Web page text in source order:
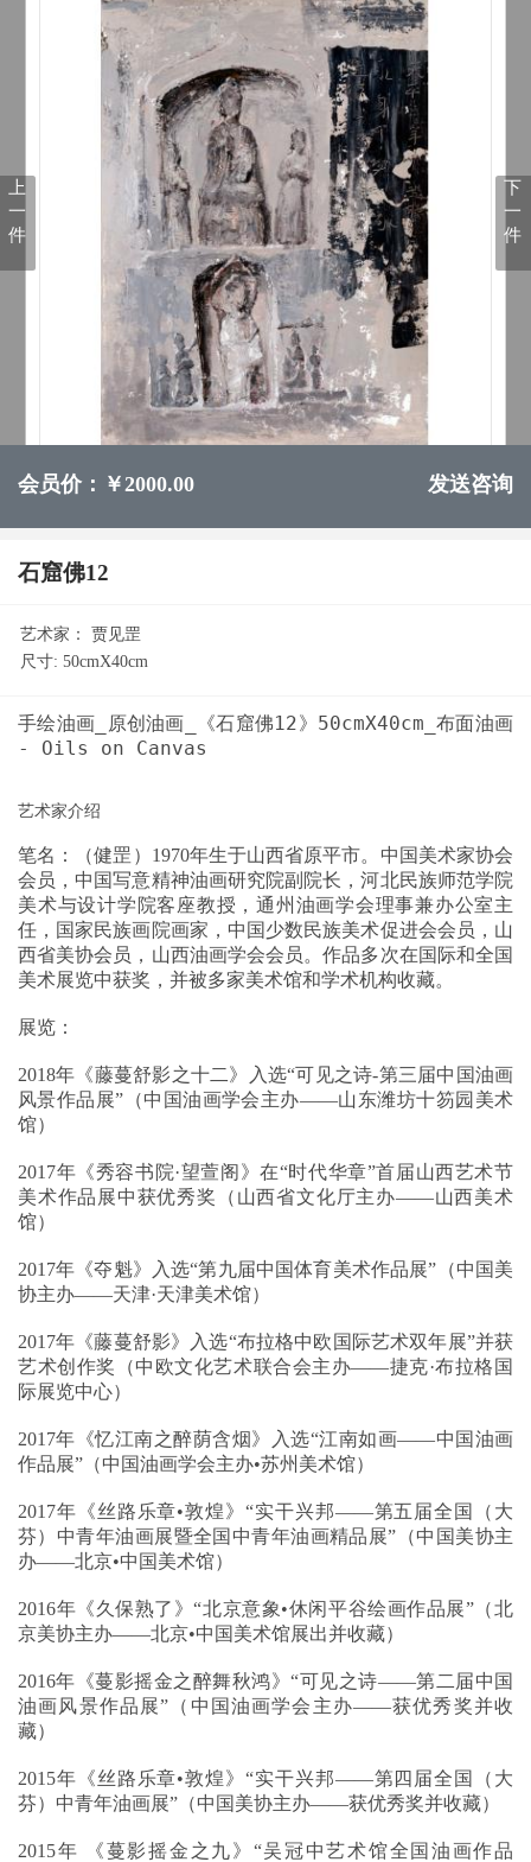
上
一
件
下
一
件
会员价：￥2000.00 发送咨询
石窟佛12
艺术家：
贾见罡
尺寸: 50cmX40cm
手绘油画_原创油画_《石窟佛12》50cmX40cm_布面油画
笔名：（健罡）1970年生于山西省原平市。中国美术家协会
会员，中国写意精神油画研究院副院长，河北民族师范学院
美术与设计学院客座教授，通州油画学会理事兼办公室主
任，国家民族画院画家，中国少数民族美术促进会会员，山
西省美协会员，山西油画学会会员。作品多次在国际和全国
美术展览中获奖，并被多家美术馆和学术机构收藏。
展览：
2018年《藤蔓舒影之十二》入选“可见之诗-第三届中国油画
风景作品展”（中国油画学会主办——山东潍坊十笏园美术
馆）
2017年《秀容书院·望萱阁》在“时代华章”首届山西艺术节
美术作品展中获优秀奖（山西省文化厅主办——山西美术
馆）
2017年《夺魁》入选“第九届中国体育美术作品展”（中国美
协主办——天津·天津美术馆）
2017年《藤蔓舒影》入选“布拉格中欧国际艺术双年展”并获
艺术创作奖（中欧文化艺术联合会主办——捷克·布拉格国
际展览中心）
2017年《忆江南之醉荫含烟》入选“江南如画——中国油画
作品展”（中国油画学会主办•苏州美术馆）
2017年《丝路乐章•敦煌》“实干兴邦——第五届全国（大
芬）中青年油画展暨全国中青年油画精品展”（中国美协主
办——北京•中国美术馆）
2016年《久保熟了》“北京意象•休闲平谷绘画作品展”（北
京美协主办——北京•中国美术馆展出并收藏）
2016年《蔓影摇金之醉舞秋鸿》“可见之诗——第二届中国
油画风景作品展”（中国油画学会主办——获优秀奖并收
藏）
2015年《丝路乐章•敦煌》“实干兴邦——第四届全国（大
芬）中青年油画展”（中国美协主办——获优秀奖并收藏）
2015年 《蔓影摇金之九》“吴冠中艺术馆全国油画作品